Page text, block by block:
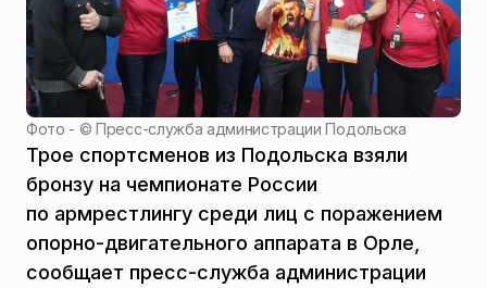
Фото - ©Пресс-служба администрации Подольска
Трое спортсменов из Подольска взяли
бронзу на чемпионате России
по армрестлингу среди лиц с поражением
опорно-двигательного аппарата в Орле,
сообщает пресс-служба администрации